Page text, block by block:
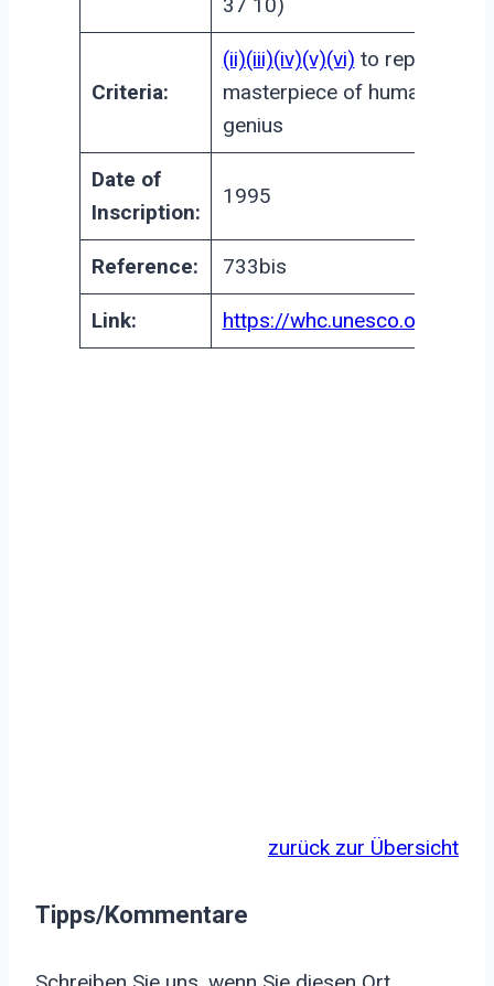
37 10)
Criteria:
(ii)(iii)(iv)(v)(vi) to represent a
masterpiece of human
genius
Date of
Inscription:
1995
Reference: 733bis
Link: https://whc.unesco.org/en/
zurück zur Übersicht
Tipps/Kommentare